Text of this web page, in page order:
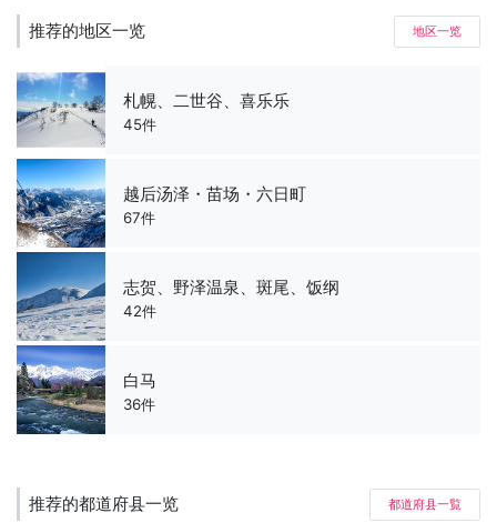
推荐的地区一览 地区一览
札幌、二世谷、喜乐乐
45件
越后汤泽・苗场・六日町
67件
志贺、野泽温泉、斑尾、饭纲
42件
白马
36件
推荐的都道府县一览 都道府县一覧